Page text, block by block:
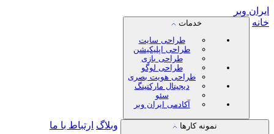
ایران وبر
خانه
خدمات
طراحی سایت
طراحی اپلیکیشن
طراحی بازی
طراحی لوگو
طراحی هویت بصری
دیجیتال مارکتینگ
سئو
آکادمی ایران وبر
نمونه کارها
وبلاگ ارتباط با ما